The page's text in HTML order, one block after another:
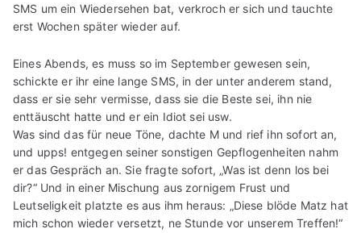
SMS um ein Wiedersehen bat, verkroch er sich und tauchte
erst Wochen später wieder auf.
Eines Abends, es muss so im September gewesen sein,
schickte er ihr eine lange SMS, in der unter anderem stand,
dass er sie sehr vermisse, dass sie die Beste sei, ihn nie
enttäuscht hatte und er ein Idiot sei usw.
Was sind das für neue Töne, dachte M und rief ihn sofort an,
und upps! entgegen seiner sonstigen Gepflogenheiten nahm
er das Gespräch an. Sie fragte sofort, „Was ist denn los bei
dir?“ Und in einer Mischung aus zornigem Frust und
Leutseligkeit platzte es aus ihm heraus: „Diese blöde Matz hat
mich schon wieder versetzt, ne Stunde vor unserem Treffen!“